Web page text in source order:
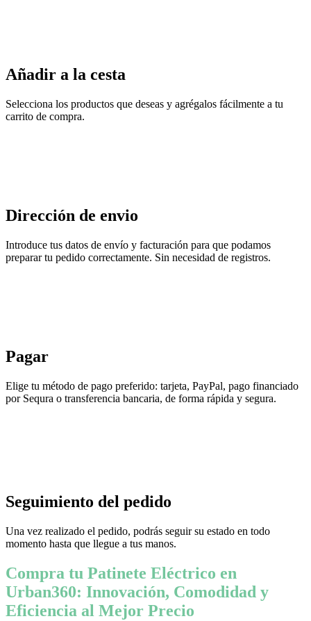
Añadir a la cesta
Selecciona los productos que deseas y agrégalos fácilmente a tu
carrito de compra.
Dirección de envio
Introduce tus datos de envío y facturación para que podamos
preparar tu pedido correctamente. Sin necesidad de registros.
Pagar
Elige tu método de pago preferido: tarjeta, PayPal, pago financiado
por Sequra o transferencia bancaria, de forma rápida y segura.
Seguimiento del pedido
Una vez realizado el pedido, podrás seguir su estado en todo
momento hasta que llegue a tus manos.
Compra tu Patinete Eléctrico en
Urban360: Innovación, Comodidad y
Eficiencia al Mejor Precio